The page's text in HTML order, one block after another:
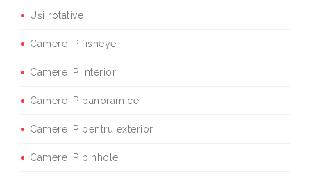
Uși rotative
Camere IP fisheye
Camere IP interior
Camere IP panoramice
Camere IP pentru exterior
Camere IP pinhole